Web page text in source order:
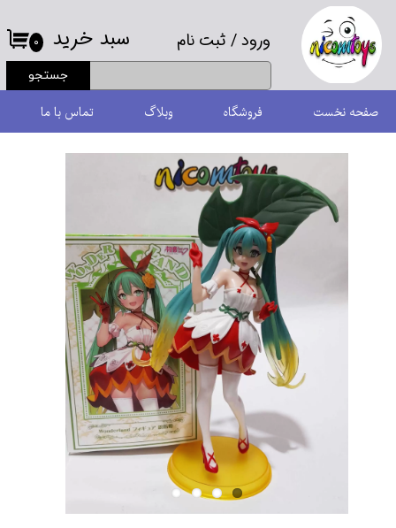
ورود/ ثبت نام
حساب کاربری من
تغییر گذر واژه
سفارشات
خروج از حساب کاربری
جستجو
۰ سبد خرید
صفحه نخست فروشگاه وبلاگ تماس با ما